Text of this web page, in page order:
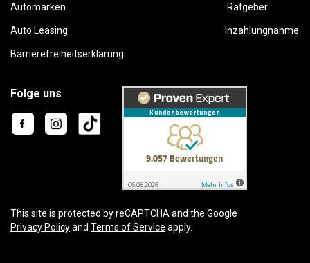
Automarken Ratgeber
Auto Leasing Inzahlungnahme
Barrierefreiheitserklärung
Folge uns
This site is protected by reCAPTCHA and the Google
Privacy Policyand Terms of Service apply.